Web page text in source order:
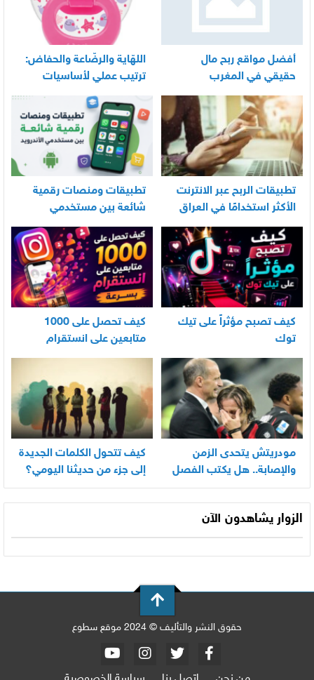
أفضل مواقع ربح مال
حقيقي في المغرب
اللهّاية والرضّاعة والحفاض:
ترتيب عملي لأساسيات
العناية اليومية بالرضيع
تطبيقات الربح عبر الانترنت
الأكثر استخدامًا في العراق
تطبيقات ومنصات رقمية
شائعة بين مستخدمي
الأندرويد
كيف تصبح مؤثراً على تيك
توك
كيف تحصل على 1000
متابعين على انستقرام
بسرعة
مودريتش يتحدى الزمن
والإصابة.. هل يكتب الفصل
الأخير في أسطورته
المونديالية؟
كيف تتحول الكلمات الجديدة
إلى جزء من حديثنا اليومي؟
الزوار يشاهدون الآن
حقوق النشر والتأليف © 2024 موقع سطوع